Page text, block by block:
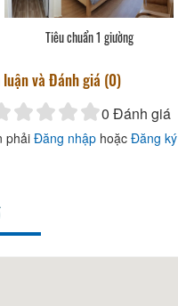
Tiêu chuẩn 1 giường
luận và Đánh giá (0)
0 Đánh giá
phảiĐăng nhập hoặc Đăng ký